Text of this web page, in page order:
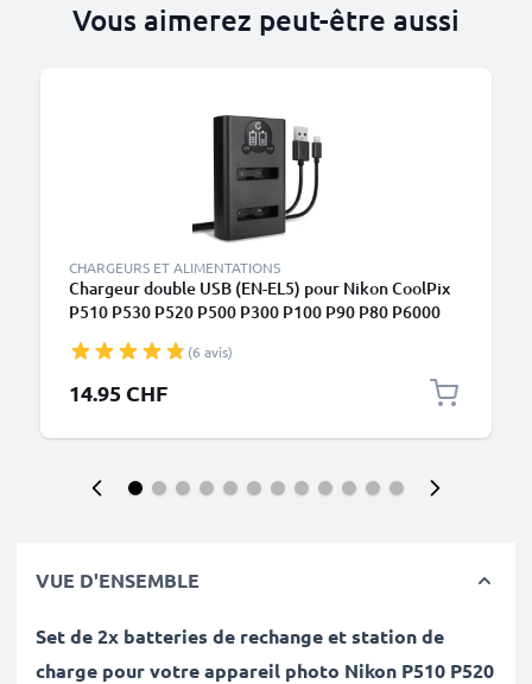
Vous aimerez peut-être aussi
CHARGEURS ET ALIMENTATIONS
Chargeur double USB (EN-EL5) pour Nikon CoolPix
P510 P530 P520 P500 P300 P100 P90 P80 P6000
CELLONIC
(6 avis)
14.95 CHF
VUE D'ENSEMBLE
Set de 2x batteries de rechange et station de
charge pour votre appareil photo Nikon P510 P520